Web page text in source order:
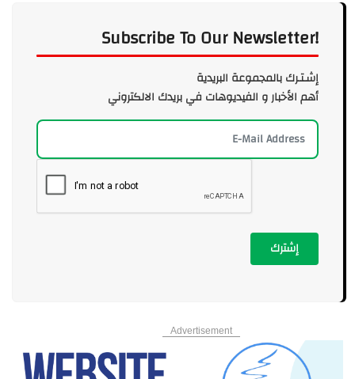
Subscribe To Our Newsletter!
إشـتـرك بالمجموعة البريدية
أهم الأخبار و الفيديوهات في بريدك الالكتروني
إشترك
Advertisement